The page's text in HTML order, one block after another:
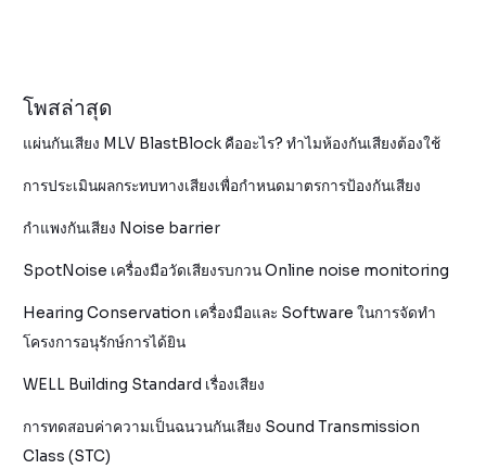
โพสล่าสุด
แผ่นกันเสียง MLV BlastBlock คืออะไร? ทำไมห้องกันเสียงต้องใช้
การประเมินผลกระทบทางเสียงเพื่อกำหนดมาตรการป้องกันเสียง
กำแพงกันเสียง Noise barrier
SpotNoise เครื่องมือวัดเสียงรบกวน Online noise monitoring
Hearing Conservation เครื่องมือและ Software ในการจัดทำ
โครงการอนุรักษ์การได้ยิน
WELL Building Standard เรื่องเสียง
การทดสอบค่าความเป็นฉนวนกันเสียง Sound Transmission
Class (STC)